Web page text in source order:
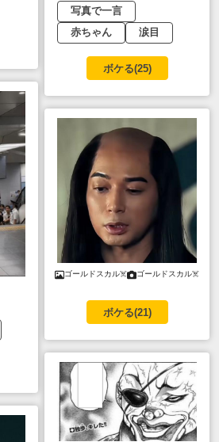
写真で一言
赤ちゃん
涙目
ボケる(25)
ゴールドスカル☠️ ゴールドスカル☠️
ボケる(21)